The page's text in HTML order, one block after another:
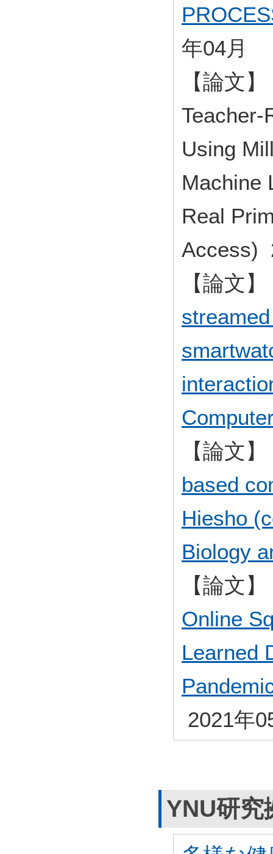
年04月
【論文
Teacher-
Using
Machine
Real
Access)
【論文】
【論文】
based
Hiesho
Biology
【論文】
Online
Learned
2021年
YNU研究